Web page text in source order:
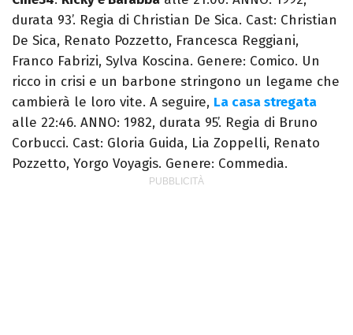
durata 93’. Regia di Christian De Sica. Cast: Christian
De Sica, Renato Pozzetto, Francesca Reggiani,
Franco Fabrizi, Sylva Koscina. Genere: Comico. Un
ricco in crisi e un barbone stringono un legame che
cambierà le loro vite. A seguire, La casa stregata
alle 22:46. ANNO: 1982, durata 95’. Regia di Bruno
Corbucci. Cast: Gloria Guida, Lia Zoppelli, Renato
Pozzetto, Yorgo Voyagis. Genere: Commedia.